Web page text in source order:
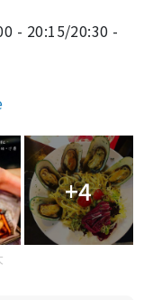
- 20:15/20:30 -
+4